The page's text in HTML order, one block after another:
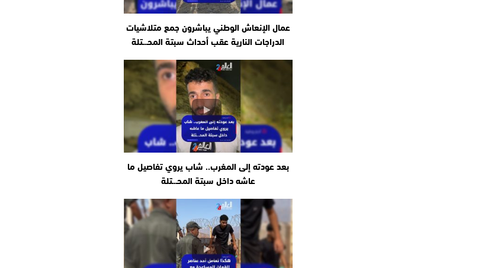
عمال الإنعاش الوطني يباشرون جمع متلاشيات
الدراجات النارية عقب أحداث سبتة المحـ.ـتلة
بعد عودته إلى المغرب.. شاب يروي تفاصيل ما
عاشه داخل سبتة المحـ.ـتلة